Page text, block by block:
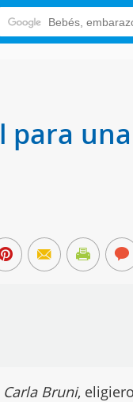
Carla Bruni,